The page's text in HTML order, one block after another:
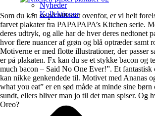
Nyheder
Kollektioner
Som du kan se på billedet ovenfor, er vi helt
farvet plakater fra PAPAPAPA’s Kitchen serie.
deres udtryk, og alle har de hver deres nedtonet
hvor flere nuancer af grøn og blå optræder samt
Motiverne er med flotte illustrationer, der passer
er på plakaten. Fx kan du se et stykke bacon og
much bacon – Said No One Ever!”. Et fantastisk
kan nikke genkendede til. Motivet med Ananas
what you eat” er en sød måde at minde sine børn
sundt, ellers bliver man jo til det man spiser. Og
Oreo?